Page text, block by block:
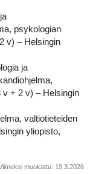
psykologian
v) – Helsingin
ja
v + 2 v) – Helsingin
valtiotieteiden
yliopisto,
muokattu: 19.3.2026